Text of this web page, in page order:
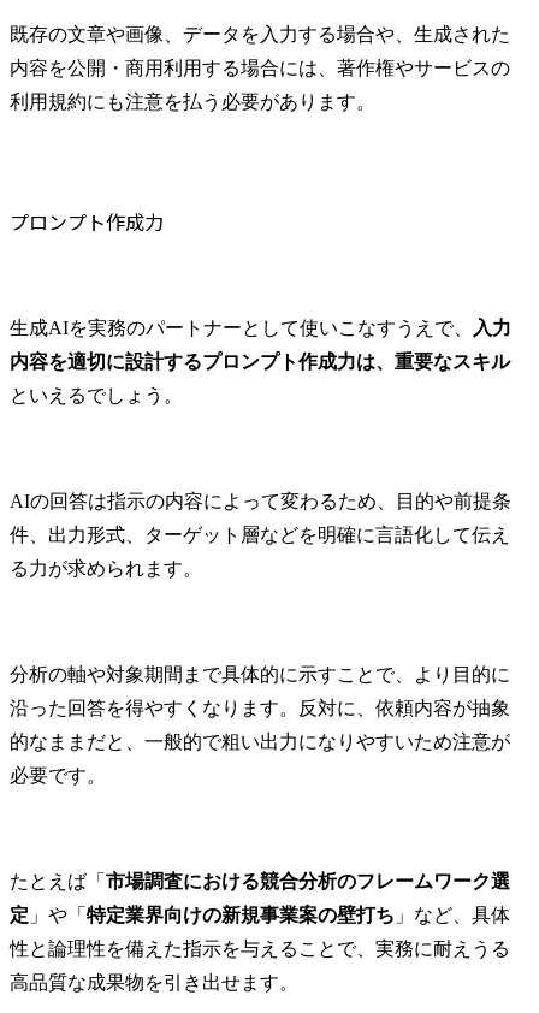
既存の文章や画像、データを入力する場合や、生成された
内容を公開・商用利用する場合には、著作権やサービスの
利用規約にも注意を払う必要があります。
プロンプト作成力
生成AIを実務のパートナーとして使いこなすうえで、
入力
内容を適切に設計するプロンプト作成力は、重要なスキル
といえるでしょう。
AIの回答は指示の内容によって変わるため、目的や前提条
件、出力形式、ターゲット層などを明確に言語化して伝え
る力が求められます。
分析の軸や対象期間まで具体的に示すことで、より目的に
沿った回答を得やすくなります。反対に、依頼内容が抽象
的なままだと、一般的で粗い出力になりやすいため注意が
必要です。
たとえば「 市場調査における競合分析のフレームワーク選
定 」や「 特定業界向けの新規事業案の壁打ち 」など、具体
性と論理性を備えた指示を与えることで、実務に耐えうる
高品質な成果物を引き出せます。